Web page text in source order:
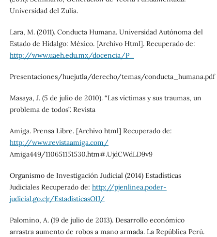
Universidad del Zulia.
Lara, M. (2011). Conducta Humana. Universidad Autónoma del
Estado de Hidalgo: México. [Archivo Html]. Recuperado de:
http://www.uaeh.edu.mx/docencia/P_
Presentaciones/huejutla/derecho/temas/conducta_humana.pdf
Masaya, J. (5 de julio de 2010). “Las víctimas y sus traumas, un
problema de todos”. Revista
Amiga. Prensa Libre. [Archivo html] Recuperado de:
http://www.revistaamiga.com/
Amiga449/110651151530.htm#.UjdCWdLD9v9
Organismo de Investigación Judicial (2014) Estadísticas
Judiciales Recuperado de: http://pjenlinea.poder-
judicial.go.c|r/EstadisticasOIJ/
Palomino, A. (19 de julio de 2013). Desarrollo económico
arrastra aumento de robos a mano armada. La República Perú.